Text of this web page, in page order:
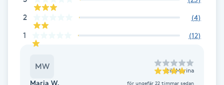
Fransk manikyr
Fransrengöring
Frekvensterapi
2 (4)
1 (12)
MW till Marina
Maria W. för ungefär 22 timmar sedan